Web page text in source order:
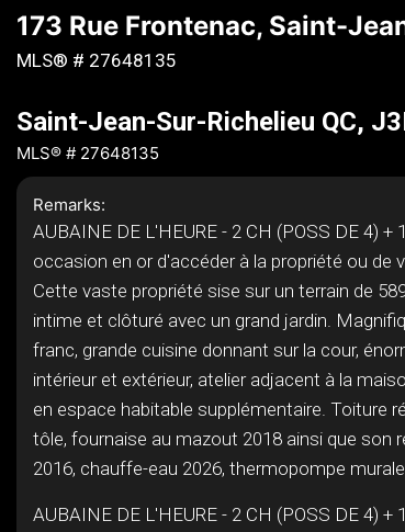
173 Rue Frontenac, Saint-
MLS® # 27648135
Saint-Jean-Sur-Richelieu QC,
MLS® # 27648135
Remarks:
AUBAINE DE L'HEURE - 2 CH (POSS DE 4) +
occasion en or d'accéder à la propriété ou de
Cette vaste propriété sise sur un terrain de
intime et clôturé avec un grand jardin.
franc, grande cuisine donnant sur la cour,
intérieur et extérieur, atelier adjacent à la
en espace habitable supplémentaire. Toiture
tôle, fournaise au mazout 2018 ainsi que son
2016, chauffe-eau 2026, thermopompe
AUBAINE DE L'HEURE - 2 CH (POSS DE 4) +